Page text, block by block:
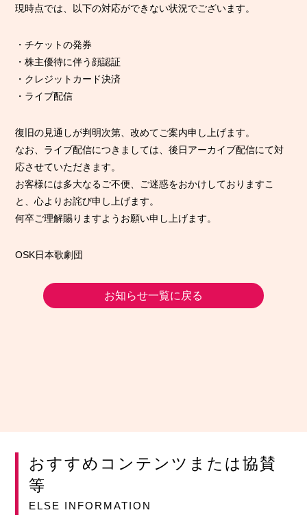
現時点では、以下の対応ができない状況でございます。
・チケットの発券
・株主優待に伴う顔認証
・クレジットカード決済
・ライブ配信
復旧の見通しが判明次第、改めてご案内申し上げます。
なお、ライブ配信につきましては、後日アーカイブ配信にて対
応させていただきます。
お客様には多大なるご不便、ご迷惑をおかけしておりますこ
と、心よりお詫び申し上げます。
何卒ご理解賜りますようお願い申し上げます。
OSK日本歌劇団
お知らせ一覧に戻る
おすすめコンテンツまたは協賛
等
ELSE INFORMATION